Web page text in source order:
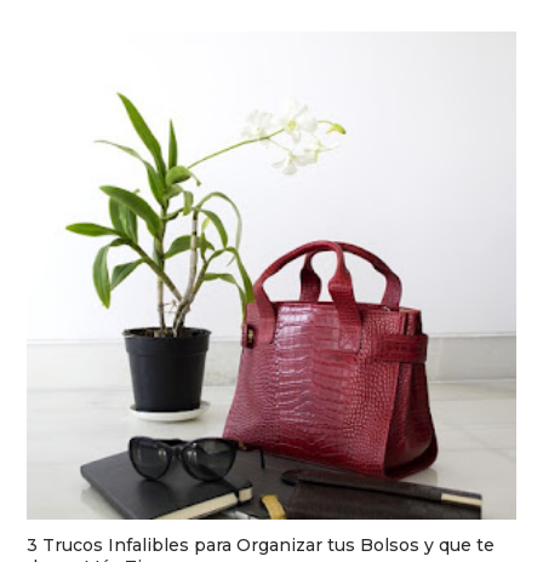
3 Trucos Infalibles para Organizar tus Bolsos y que te